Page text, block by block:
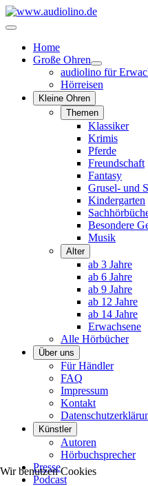
Home
Große Ohren
audiolino für
Hörreisen
Kleine Ohren
Themen
Klassiker
Krimis
Pferde
Freundschaft
Fantasy
Grusel- und
Kindergarten
Besondere
Musik
Alter
ab 3 Jahre
ab 6 Jahre
ab 9 Jahre
ab 12 Jahre
ab 14 Jahre
Erwachsene
Alle Hörbücher
Über uns
Für Händler
FAQ
Impressum
Kontakt
Künstler
Autoren
Hörbuchsprecher
Presse
Podcast
Wir benutzen Cookies